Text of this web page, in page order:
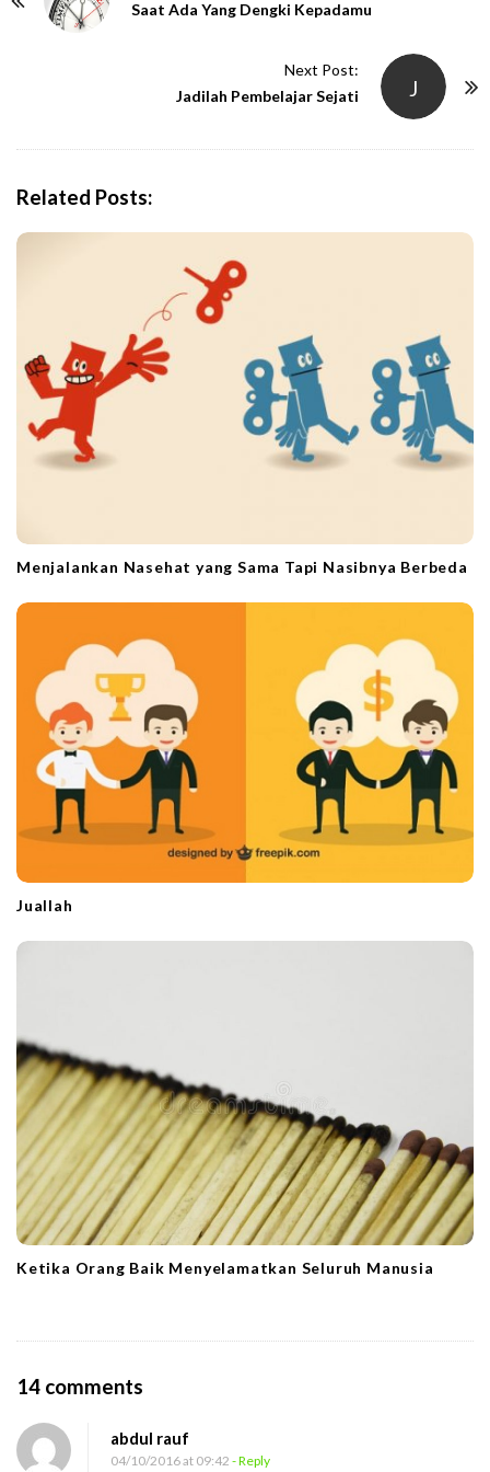
Saat Ada Yang Dengki Kepadamu
J
Next Post:
Jadilah Pembelajar Sejati
Related Posts:
Menjalankan Nasehat yang Sama Tapi Nasibnya Berbeda
Juallah
Ketika Orang Baik Menyelamatkan Seluruh Manusia
14 comments
M
abdul rauf
04/10/2016 at 09:42 - Reply